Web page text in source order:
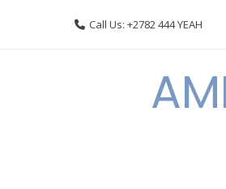
Call Us: +2782 444 YEAH